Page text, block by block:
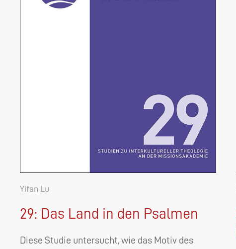
Yifan Lu
29: Das Land in den Psalmen
Diese Studie untersucht, wie das Motiv des